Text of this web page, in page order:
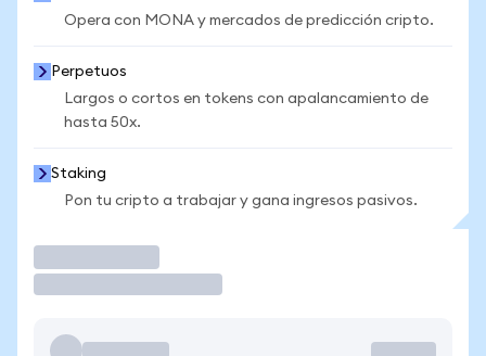
Opera con MONA y mercados de predicción cripto.
Perpetuos
Largos o cortos en tokens con apalancamiento de
hasta 50x.
Staking
Pon tu cripto a trabajar y gana ingresos pasivos.